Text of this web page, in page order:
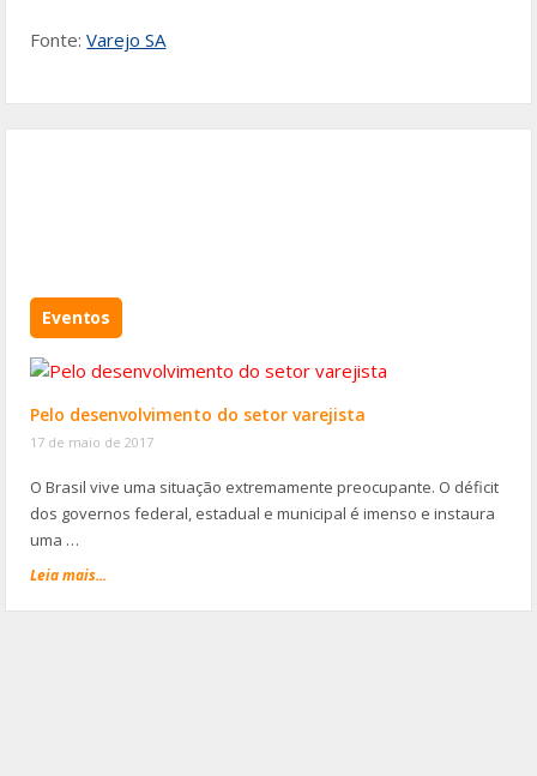
Fonte:Varejo SA
Eventos
Pelo desenvolvimento do setor varejista
17 de maio de 2017
O Brasil vive uma situação extremamente preocupante. O déficit
dos governos federal, estadual e municipal é imenso e instaura
uma …
Leia mais...